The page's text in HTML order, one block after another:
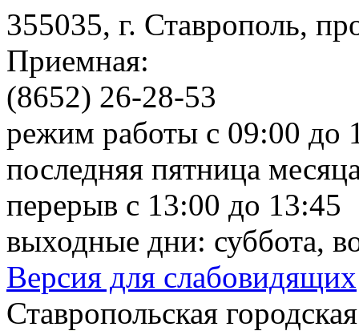
355035, г. Ставрополь,
Приемная:
(8652) 26-28-53
режим работы с 09:00 до
последняя пятница
перерыв с 13:00 до 13:45
выходные дни: суббота,
Версия для слабовидящих
Ставропольская